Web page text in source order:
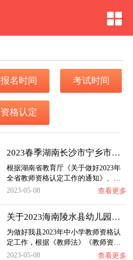
报名时间 考试时间
资格认定
2023春季湖南长沙市宁乡市初中、小学、幼儿园…
根据湖南省教育厅《关于做好2023年
全省教师资格认定工作的通知》、…
2023-05-08
查看更多
关于2023海南陵水县幼儿园、小学、初级中学教…
为做好我县2023年中小学教师资格认
定工作，根据《教师法》《教师资…
2023-05-08
查看更多